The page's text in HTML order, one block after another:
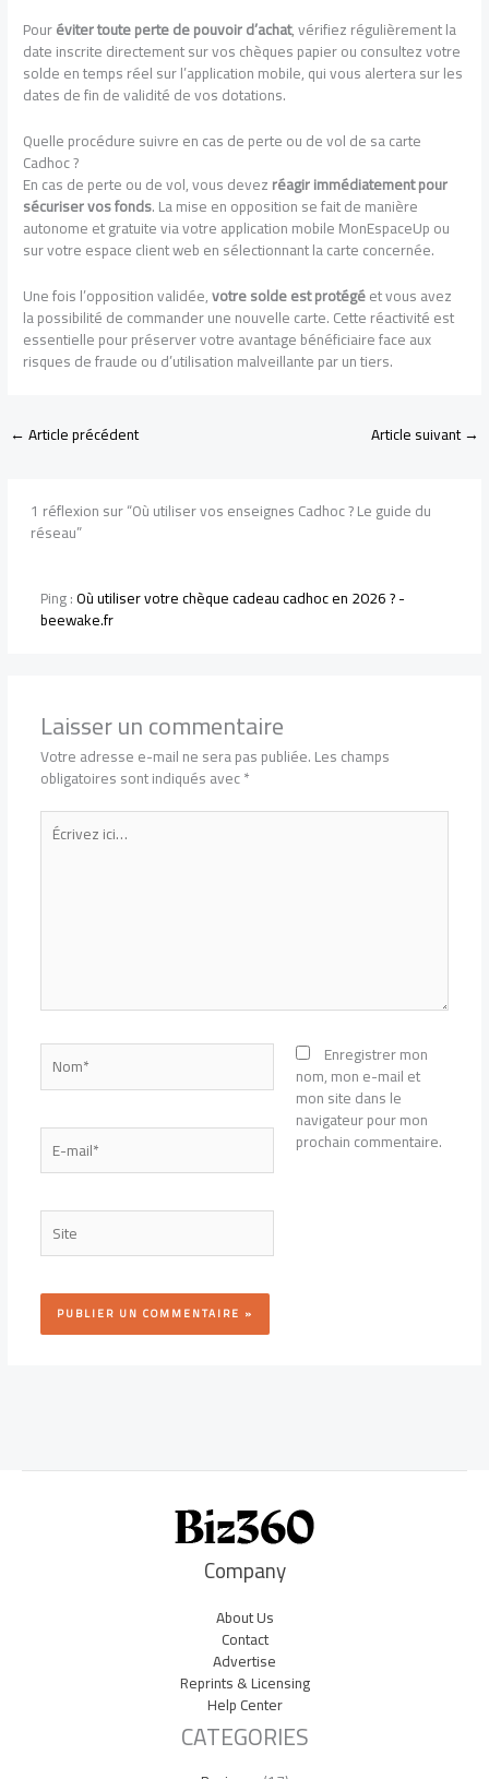
Pouréviter toute perte de pouvoir d’achat, vérifiez régulièrement la
date inscrite directement sur vos chèques papier ou consultez votre
solde en temps réel sur l’application mobile, qui vous alertera sur les
dates de fin de validité de vos dotations.
Quelle procédure suivre en cas de perte ou de vol de sa carte
Cadhoc ?
En cas de perte ou de vol, vous devezréagir immédiatement pour
sécuriser vos fonds. La mise en opposition se fait de manière
autonome et gratuite via votre application mobile MonEspaceUp ou
sur votre espace client web en sélectionnant la carte concernée.
Une fois l’opposition validée,votre solde est protégéet vous avez
la possibilité de commander une nouvelle carte. Cette réactivité est
essentielle pour préserver votre avantage bénéficiaire face aux
risques de fraude ou d’utilisation malveillante par un tiers.
←Article précédent Article suivant→
1 réflexion sur “Où utiliser vos enseignes Cadhoc ? Le guide du
réseau”
Ping :Où utiliser votre chèque cadeau cadhoc en 2026 ? -
beewake.fr
Laisser un commentaire
Votre adresse e-mail ne sera pas publiée.Les champs
obligatoires sont indiqués avec*
Écrivez
ici…
Nom*
E-
mail*
Site
Enregistrer mon
nom, mon e-mail et
mon site dans le
navigateur pour mon
prochain commentaire.
Company
About Us
Contact
Advertise
Reprints & Licensing
Help Center
CATEGORIES